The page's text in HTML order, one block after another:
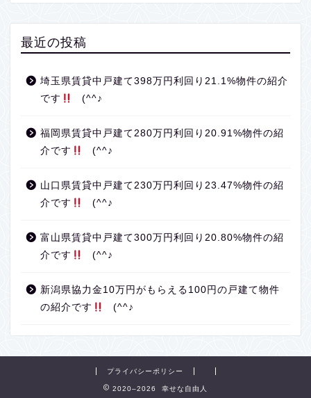
最近の投稿
埼玉県賃貸中戸建て398万円利回り21.1%物件の紹介
です
(^^♪
福岡県賃貸中戸建て280万円利回り20.91%物件の紹
介です
(^^♪
山口県賃貸中戸建て230万円利回り23.47%物件の紹
介です
(^^♪
富山県賃貸中戸建て300万円利回り20.80%物件の紹
介です
(^^♪
新潟県協力金10万円がもらえる100円の戸建て物件
の紹介です
(^^♪
プライバシーポリシー
2020–2026 幸せな自由人